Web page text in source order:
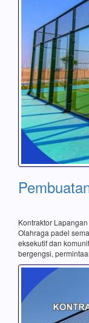
Kontraktor
Olahraga padel
eksekutif dan
bergengsi,